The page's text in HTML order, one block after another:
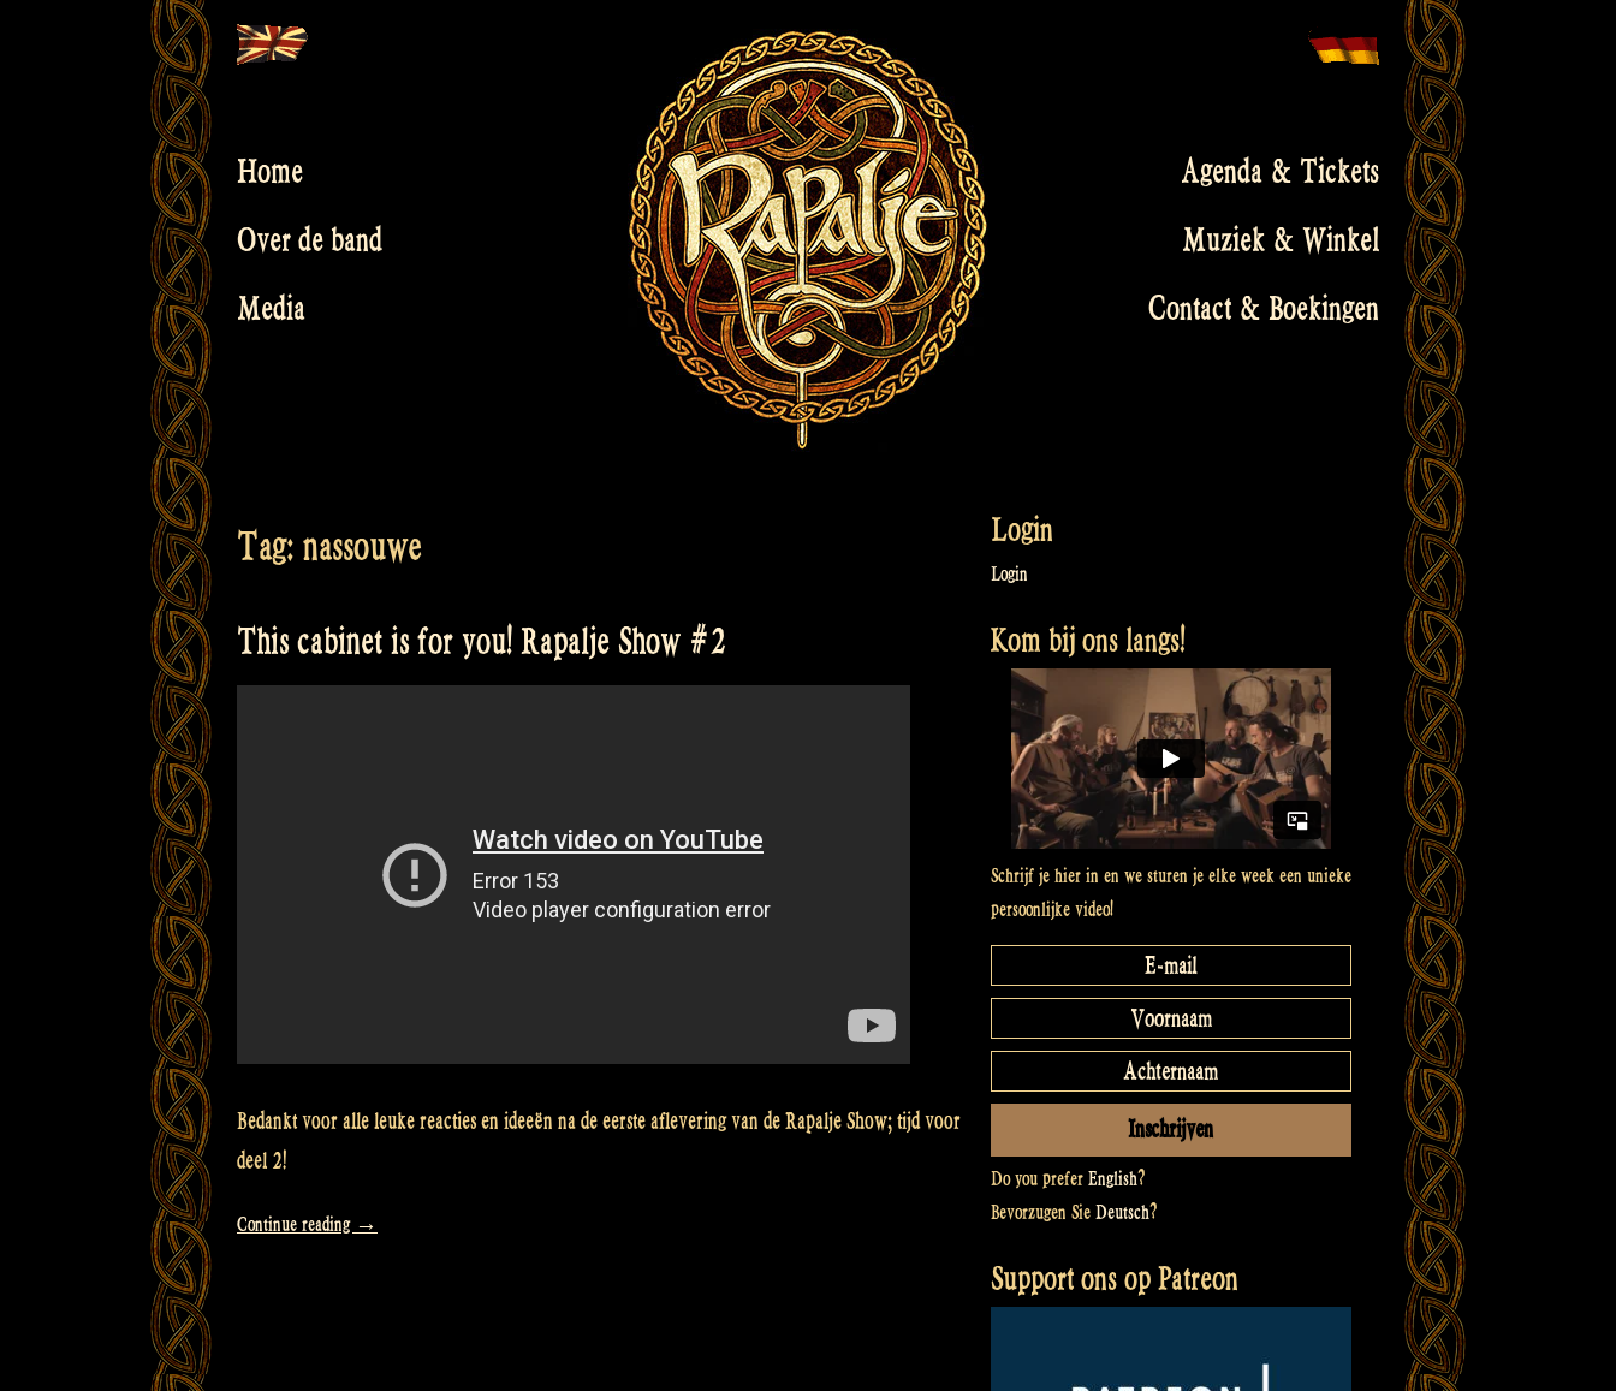
to
Home
Over de band
Media
Agenda & Tickets
Muziek & Winkel
Contact & Boekingen
Tag: nassouwe
This cabinet is for you! Rapalje Show #2
Bedankt voor alle leuke reacties en ideeën na de eerste aflevering van de Rapalje Show; tijd voor
deel 2!
Continue reading “This
→
Login
Login
Kom bij ons langs!
Schrijf je hier in en we sturen je elke week een unieke
persoonlijke video!
Do you prefer English?
Bevorzugen Sie Deutsch?
Support ons op Patreon